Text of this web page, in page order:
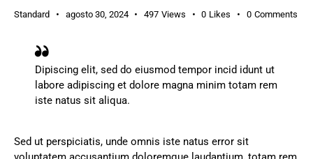
Standard agosto 30, 2024 497 Views 0 Likes 0 Comments
Dipiscing elit, sed do eiusmod tempor incid idunt ut
labore adipiscing et dolore magna minim totam rem
iste natus sit aliqua.
Sed ut perspiciatis, unde omnis iste natus error sit